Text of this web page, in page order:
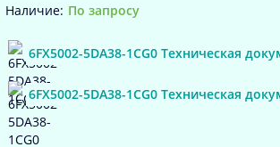
По запросу
6FX5002-5DA38-1CG0 Техническая
6FX5002-5DA38-1CG0 Техническая